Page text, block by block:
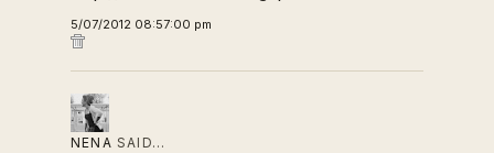
5/07/2012 08:57:00 pm
NENA SAID…